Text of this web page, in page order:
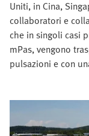
Uniti, in Cina,
collaboratori e
che in singoli casi
mPas, vengono
pulsazioni e con